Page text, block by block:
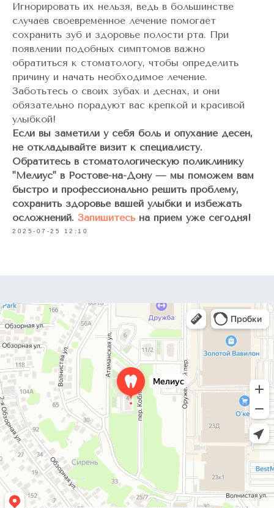
Игнорировать их нельзя, ведь в большинстве
случаев своевременное лечение помогает
сохранить зуб и здоровье полости рта. При
появлении подобных симптомов важно
обратиться к стоматологу, чтобы определить
причину и начать необходимое лечение.
Заботьтесь о своих зубах и деснах, и они
обязательно порадуют вас крепкой и красивой
улыбкой!
Если вы заметили у себя боль и опухание десен,
не откладывайте визит к специалисту.
Обратитесь в стоматологическую поликлинику
"Мелиус" в Ростове-на-Дону — мы поможем вам
быстро и профессионально решить проблему,
сохранить здоровье вашей улыбки и избежать
осложнений. Запишитесь на прием уже сегодня!
2025-07-25 12:10
Лицензия: Л041-01050-61/00905016
ОГРН: 1236100008980
ИНН: 6168119857
Стоматология в Ростове-на-Дону
Услуги
Имплантация зубов
Протезирование зубов